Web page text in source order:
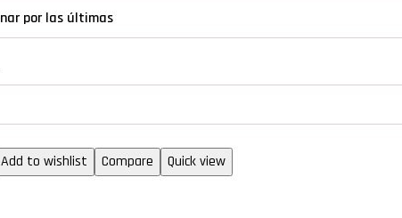
Add to wishlist
Compare Quick view